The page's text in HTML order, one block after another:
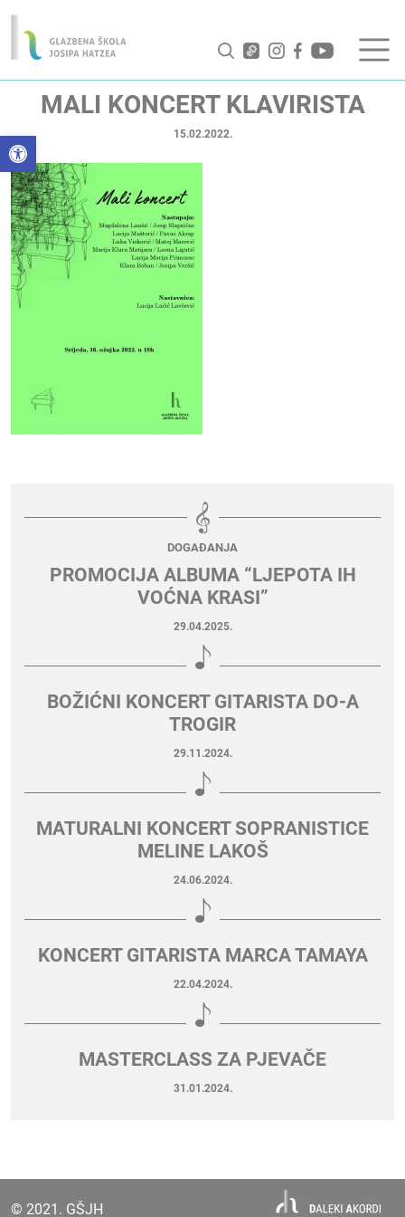
Open toolbar
MALI KONCERT KLAVIRISTA
15.02.2022.
DOGAĐANJA
PROMOCIJA ALBUMA “LJEPOTA IH
VOĆNA KRASI”
29.04.2025.
BOŽIĆNI KONCERT GITARISTA DO-A
TROGIR
29.11.2024.
MATURALNI KONCERT SOPRANISTICE
MELINE LAKOŠ
24.06.2024.
KONCERT GITARISTA MARCA TAMAYA
22.04.2024.
MASTERCLASS ZA PJEVAČE
31.01.2024.
© 2021. GŠJH